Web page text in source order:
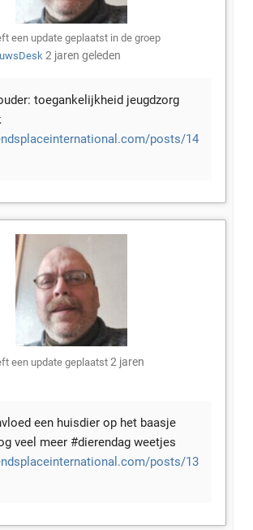
een update geplaatst in de groep
2 jaren geleden
toegankelijkheid jeugdzorg
posts/14
een update geplaatst 2 jaren
een huisdier op het baasje
veel meer #dierendag weetjes
posts/13